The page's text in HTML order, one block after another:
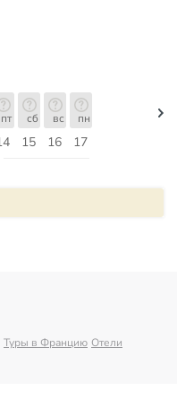
пт
15
сб
16
вс
17
пн
Туры в Францию Отели